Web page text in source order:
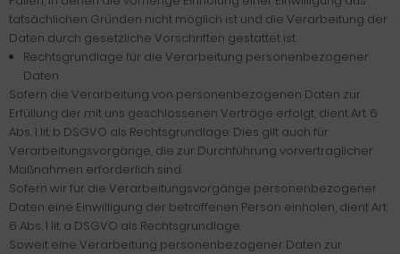
tatsächlichen Gründen nicht möglich ist und die Verarbeitung der
Daten durch gesetzliche Vorschriften gestattet ist.
Rechtsgrundlage für die Verarbeitung personenbezogener
Daten
Sofern die Verarbeitung von personenbezogenen Daten zur
Erfüllung der mit uns geschlossenen Verträge erfolgt, dient Art. 6
Abs. 1 lit. b DSGVO als Rechtsgrundlage. Dies gilt auch für
Verarbeitungsvorgänge, die zur Durchführung vorvertraglicher
Maßnahmen erforderlich sind.
Sofern wir für die Verarbeitungsvorgänge personenbezogener
Daten eine Einwilligung der betroffenen Person einholen, dient Art.
6 Abs. 1 lit. a DSGVO als Rechtsgrundlage.
Soweit eine Verarbeitung personenbezogener Daten zur